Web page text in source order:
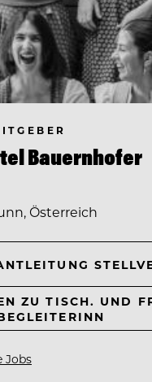
Bauernhofer
Österreich
ZU TISCH. UND
Jobs